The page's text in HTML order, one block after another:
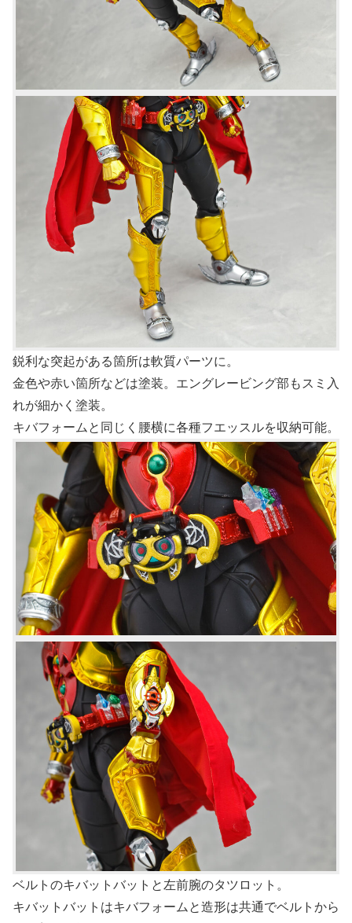
鋭利な突起がある箇所は軟質パーツに。
金色や赤い箇所などは塗装。エングレービング部もスミ入
れが細かく塗装。
キバフォームと同じく腰横に各種フエッスルを収納可能。
ベルトのキバットバットと左前腕のタツロット。
キバットバットはキバフォームと造形は共通でベルトから